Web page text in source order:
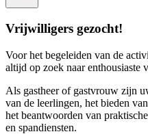
Vrijwilligers gezocht!
Voor het begeleiden van de
altijd op zoek naar enthousiaste
Als gastheer of gastvrouw zijn
van de leerlingen, het bieden
het beantwoorden van
en spandiensten.